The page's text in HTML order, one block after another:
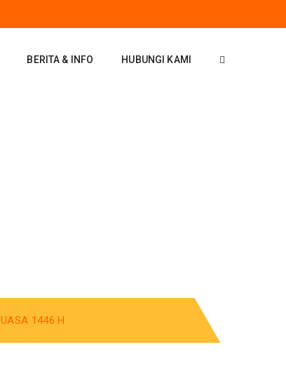
BERITA & INFO HUBUNGI KAMI
1446 H